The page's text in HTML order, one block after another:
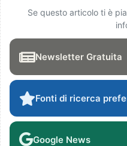
Se questo articolo ti è
Newsletter Gratuita
Fonti di ricerca
Google News